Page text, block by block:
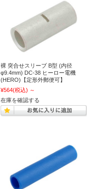
裸 突合せスリーブ B型 (内径
φ9.4mm) DC-38 ヒーロー電機
(HERO)【定形外郵便可】
¥564(税込) ～
在庫を確認する